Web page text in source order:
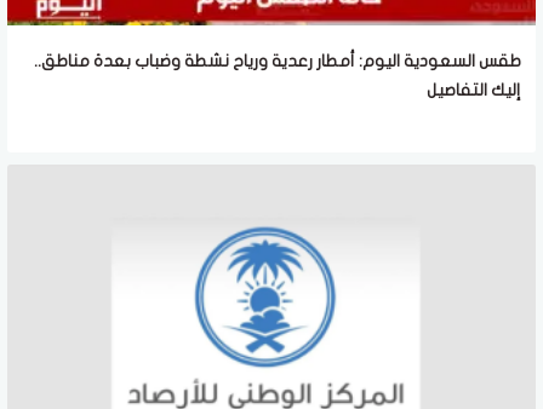
طقس السعودية اليوم: أمطار رعدية ورياح نشطة وضباب بعدة مناطق..
إليك التفاصيل